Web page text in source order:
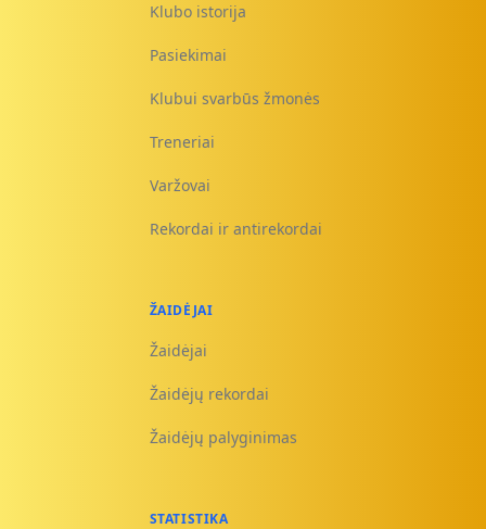
Klubo istorija
Pasiekimai
Klubui svarbūs žmonės
Treneriai
Varžovai
Rekordai ir antirekordai
ŽAIDĖJAI
Žaidėjai
Žaidėjų rekordai
Žaidėjų palyginimas
STATISTIKA